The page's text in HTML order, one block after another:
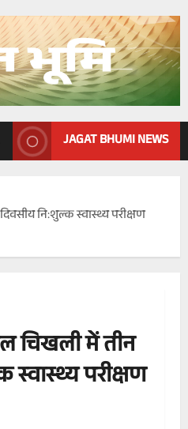
JAGAT BHUMI NEWS
नि:शुल्क स्वास्थ्य परीक्षण
चिखली में तीन
परीक्षण